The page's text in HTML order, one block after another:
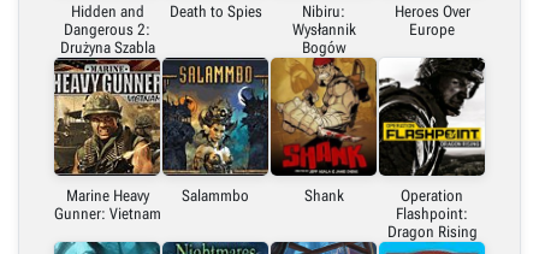
Hidden and
Dangerous 2:
Drużyna Szabla
Death to Spies
Nibiru:
Wysłannik
Bogów
Heroes Over
Europe
Marine Heavy
Gunner: Vietnam
Salammbo Shank
Operation
Flashpoint:
Dragon Rising